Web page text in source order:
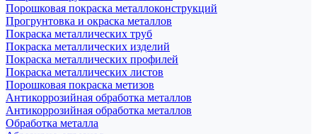
Порошковая покраска металлоконструкций
Прогрунтовка и окраска металлов
Покраска металлических труб
Покраска металлических изделий
Покраска металлических профилей
Покраска металлических листов
Порошковая покраска метизов
Антикоррозийная обработка металлов
Антикоррозийная обработка металлов
Обработка металла